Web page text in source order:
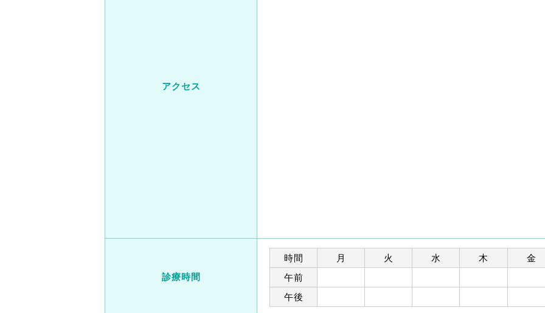
アクセス
診療時間
時間 月 火 水 木
金
午前
午後